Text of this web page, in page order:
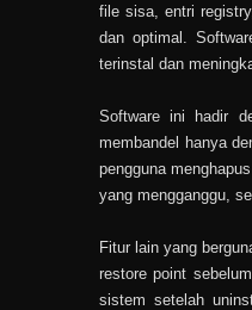
file sisa, entri
dan optimal.
terinstal dan
Software ini hadir
membandel hanya
pengguna
yang mengganggu,
Fitur lain yang
restore point
sistem setelah